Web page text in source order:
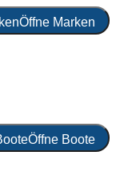
Öffne Marken
Öffne Boote